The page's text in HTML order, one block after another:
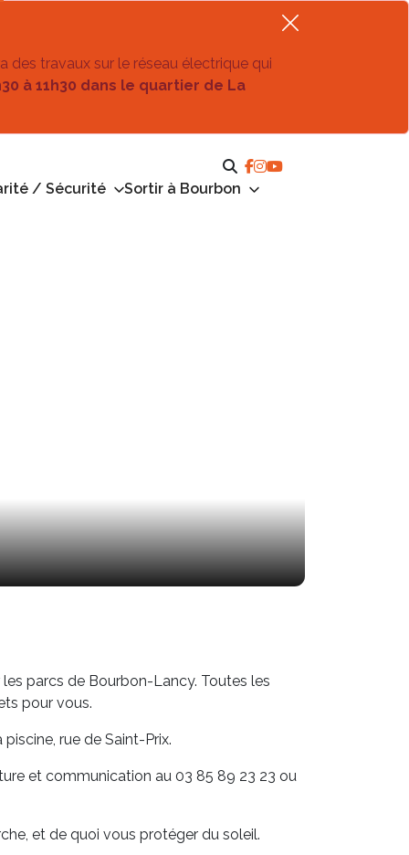
des travaux sur le réseau électrique qui
à 11h30 dans le quartier de La
/ Sécurité
Sortir à Bourbon
parcs de Bourbon-Lancy. Toutes les
pour vous.
rue de Saint-Prix.
et communication au 03 85 89 23 23 ou
et de quoi vous protéger du soleil.